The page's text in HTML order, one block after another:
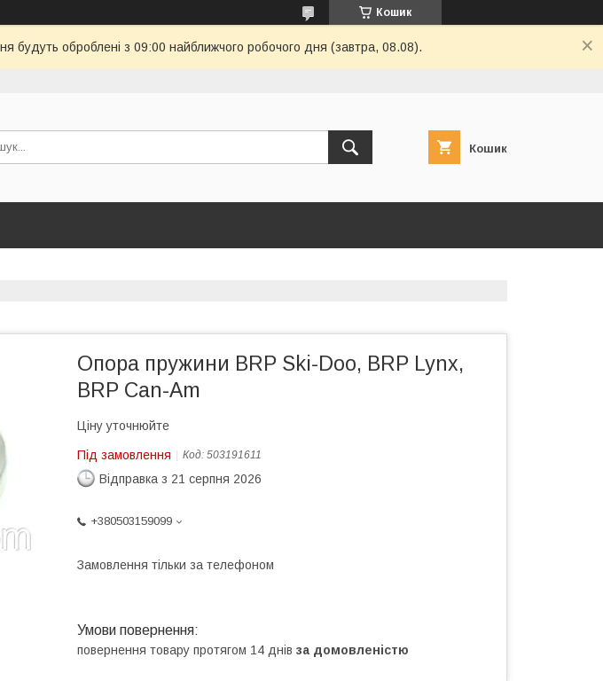
Кошик
будуть оброблені з 09:00 найближчого робочого дня (завтра, 08.08).
Кошик
Опора пружини BRP Ski-Doo, BRP Lynx,
BRP Can-Am
Ціну уточнюйте
Під замовлення Код: 503191611
Відправка з 21 серпня 2026
+380503159099
Замовлення тільки за телефоном
повернення товару протягом 14 днів за домовленістю